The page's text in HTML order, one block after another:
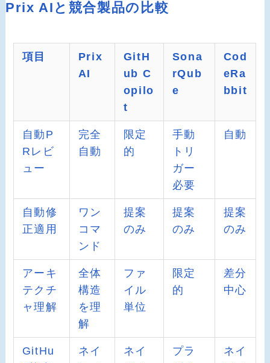
Prix AIと競合製品の比較
項目
Prix
AI
GitH
ub C
opilo
t
Sona
rQub
e
Cod
eRa
bbit
自動P
Rレビ
ュー
完全
自動
限定
的
手動
トリ
ガー
必要
自動
自動修
正適用
ワン
コマ
ンド
提案
のみ
提案
のみ
提案
のみ
アーキ
テクチ
ャ理解
全体
構造
を理
解
ファ
イル
単位
限定
的
差分
中心
GitHu
ネイ
ネイ
プラ
ネイ